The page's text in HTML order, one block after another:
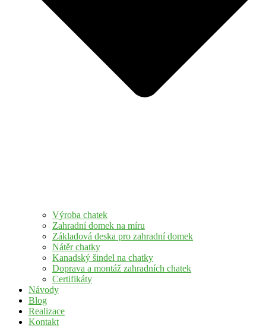
Výroba chatek
Zahradní domek na míru
Základová deska pro zahradní domek
Nátěr chatky
Kanadský šindel na chatky
Doprava a montáž zahradních chatek
Certifikáty
Návody
Blog
Realizace
Kontakt